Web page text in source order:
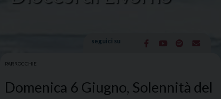
seguici su
PARROCCHIE
Domenica 6 Giugno, Solennità del